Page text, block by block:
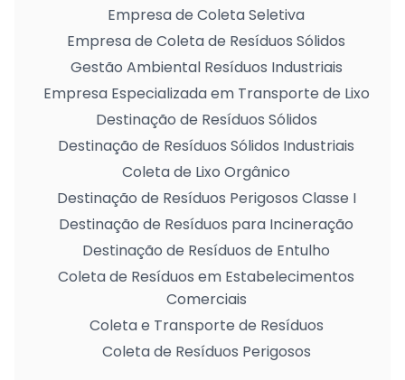
Empresa de Coleta Seletiva
Empresa de Coleta de Resíduos Sólidos
Gestão Ambiental Resíduos Industriais
Empresa Especializada em Transporte de Lixo
Destinação de Resíduos Sólidos
Destinação de Resíduos Sólidos Industriais
Coleta de Lixo Orgânico
Destinação de Resíduos Perigosos Classe I
Destinação de Resíduos para Incineração
Destinação de Resíduos de Entulho
Coleta de Resíduos em Estabelecimentos
Comerciais
Coleta e Transporte de Resíduos
Coleta de Resíduos Perigosos